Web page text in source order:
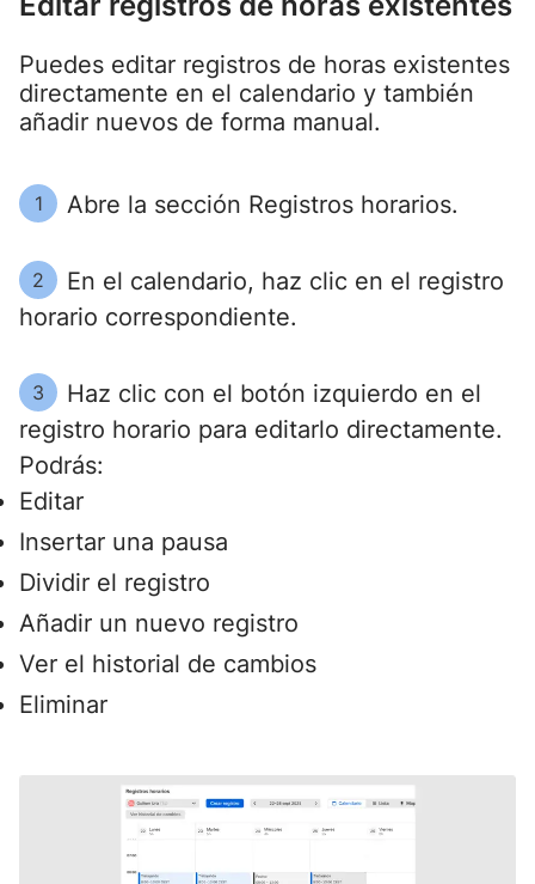
Puedes editar registros de horas existentes
directamente en el calendario y también
añadir nuevos de forma manual.
1 Abre la sección Registros horarios.
2
En el calendario, haz clic en el registro
horario correspondiente.
3
Haz clic con el botón izquierdo en el
registro horario para editarlo directamente.
Podrás:
Editar
Insertar una pausa
Dividir el registro
Añadir un nuevo registro
Ver el historial de cambios
Eliminar